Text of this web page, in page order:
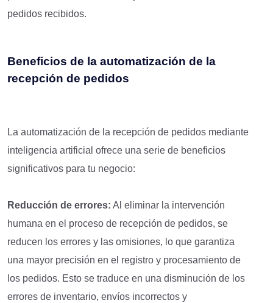
pedidos recibidos.
Beneficios de la automatización de la
recepción de pedidos
La automatización de la recepción de pedidos mediante
inteligencia artificial ofrece una serie de beneficios
significativos para tu negocio:
Reducción de errores: Al eliminar la intervención
humana en el proceso de recepción de pedidos, se
reducen los errores y las omisiones, lo que garantiza
una mayor precisión en el registro y procesamiento de
los pedidos. Esto se traduce en una disminución de los
errores de inventario, envíos incorrectos y